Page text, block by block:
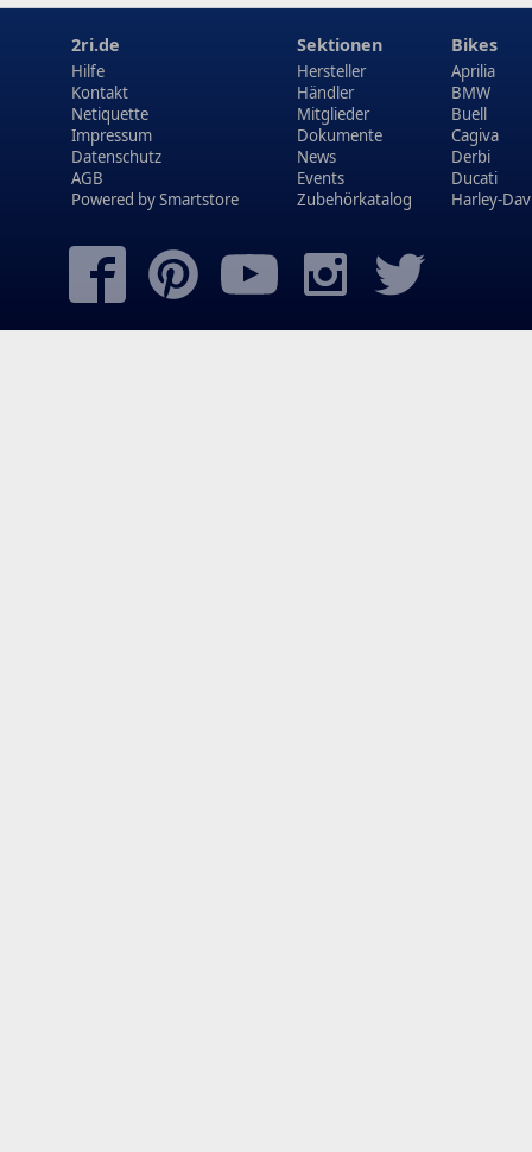
2ri.de
Hilfe
Kontakt
Netiquette
Impressum
Datenschutz
AGB
Powered bySmartstore
Sektionen
Hersteller
Händler
Mitglieder
Dokumente
News
Events
Zubehörkatalog
Bikes
Aprilia
BMW
Buell
Cagiva
Derbi
Ducati
Harley-